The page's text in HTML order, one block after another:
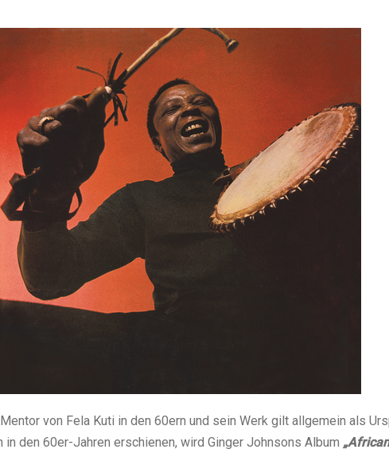
von Fela Kuti in den 60ern und sein Werk gilt allgemein als
in den 60er-Jahren erschienen, wird Ginger Johnsons Album